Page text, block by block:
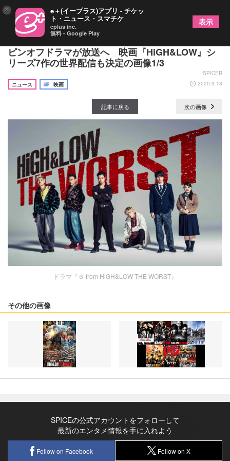
『HiGH&LOW THE WORST』その後を描く新作ス
ピンオフドラマが放送へ 映画『HiGH&LOW』シ
リーズ7作の世界配信も決定の画像1/3
SPICER
ニュース
映画 2020.9.18
記事に戻る 次の画像
ドラマ『６ from HiGH&LOW THE WORST』
その他の画像
SPICEの公式アカウントをフォローして
最新のエンタメ情報を手に入れよう
Follow on Facebook Follow on X
× e＋(イープラス)アプリ - チケッ
ト・ニュース・スマチケ
eplus inc.
無料 - Google Play
表示